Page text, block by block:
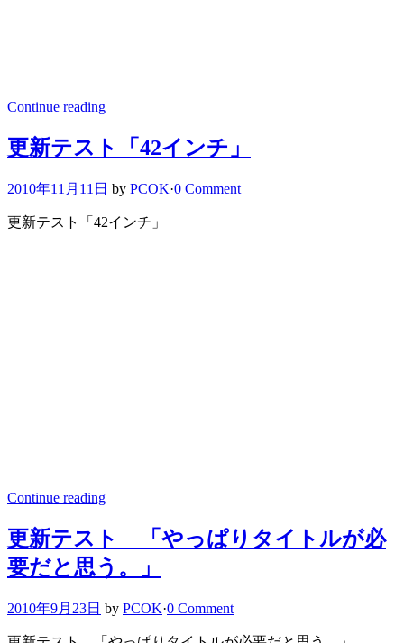
Continue reading
更新テスト「42インチ」
2010年11月11日 by PCOK·0 Comment
更新テスト「42インチ」
Continue reading
更新テスト 「やっぱりタイトルが必
要だと思う。」
2010年9月23日 by PCOK·0 Comment